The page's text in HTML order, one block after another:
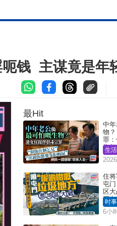
钱 主谋竟是年
最Hit
中
物
罪
为何
语
生
住
屯
区
同点
叮
时
6小